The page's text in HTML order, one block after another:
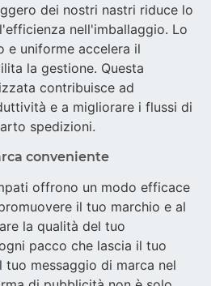
dei nostri nastri riduce lo
nell'imballaggio. Lo
e uniforme accelera il
la gestione. Questa
contribuisce ad
e a migliorare i flussi di
spedizioni.
conveniente
offrono un modo efficace
il tuo marchio e al
la qualità del tuo
pacco che lascia il tuo
messaggio di marca nel